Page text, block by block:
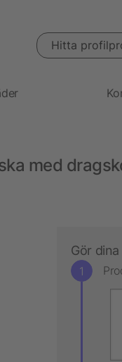
Hitta profilprodukter
med
Gör